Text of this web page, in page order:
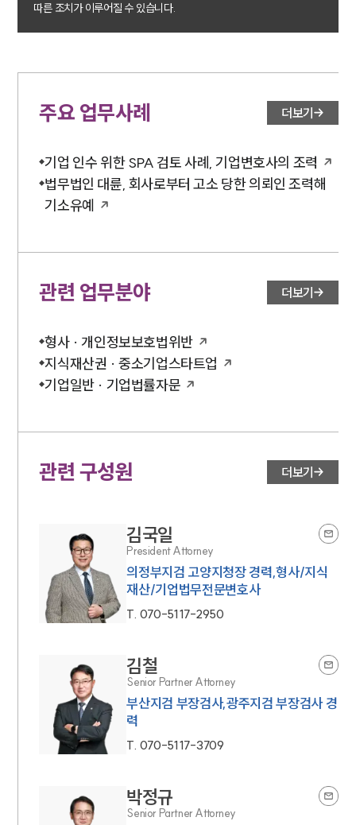
따른 조치가 이루어질 수 있습니다.
주요 업무사례 더보기
기업 인수 위한 SPA 검토 사례, 기업변호사의 조력
법무법인 대륜, 회사로부터 고소 당한 의뢰인 조력해
기소유예
관련 업무분야 더보기
형사 · 개인정보보호법위반
지식재산권 · 중소기업스타트업
기업일반 · 기업법률자문
관련 구성원 더보기
김국일
President Attorney
의정부지검 고양지청장 경력,형사/지식
재산/기업법무전문변호사
T. 070-5117-2950
김철
Senior Partner Attorney
부산지검 부장검사,광주지검 부장검사 경
력
T. 070-5117-3709
박정규
Senior Partner Attorney